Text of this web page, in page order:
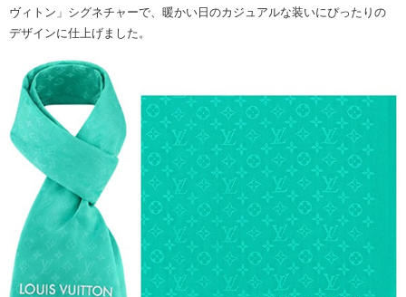
ヴィトン」シグネチャーで、暖かい日のカジュアルな装いにぴったりの
デザインに仕上げました。